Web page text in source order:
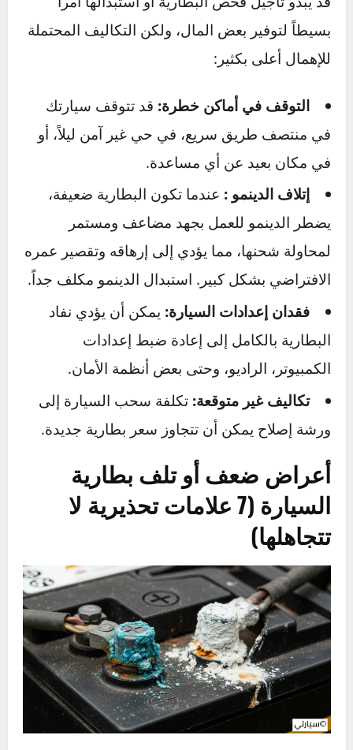
الإلكترونية باهظة الثمن في سيارتك للخطر.
العواقب الكارثية لإهمال بطارية
سيارتك
قد يبدو تأجيل فحص البطارية أو استبدالها أمراً
للإهمال أعلى بكثير:
التوقف في أماكن خطرة:قد تتوقف سيارتك
في منتصف طريق سريع، في حي غير آمن ليلاً، أو
في مكان بعيد عن أي مساعدة.
إتلاف الدينمو :عندما تكون البطارية ضعيفة،
يضطر الدينمو للعمل بجهد مضاعف ومستمر
لمحاولة شحنها، مما يؤدي إلى إرهاقه وتقصير عمره
الافتراضي بشكل كبير. استبدال الدينمو مكلف جداً.
فقدان إعدادات السيارة:يمكن أن يؤدي نفاد
البطارية بالكامل إلى إعادة ضبط إعدادات
الكمبيوتر، الراديو، وحتى بعض أنظمة الأمان.
تكاليف غير متوقعة:تكلفة سحب السيارة إلى
ورشة إصلاح يمكن أن تتجاوز سعر بطارية جديدة.
أعراض ضعف أو تلف بطارية
السيارة (7 علامات تحذيرية لا
تتجاهلها)